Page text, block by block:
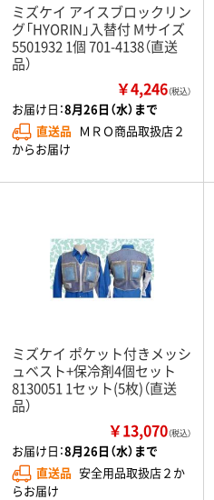
ミズケイ アイスブロックリン
グ「HYORIN」入替付 Mサイズ
5501932 1個 701-4138（直送
品）
￥4,246（税込）
お届け日：8月26日（水）まで
直送品 ＭＲＯ商品取扱店２
からお届け
ミズケイ ポケット付きメッシ
ュベスト+保冷剤4個セット
8130051 1セット(5枚)（直送
品）
￥13,070（税込）
お届け日：8月26日（水）まで
直送品 安全用品取扱店２か
らお届け